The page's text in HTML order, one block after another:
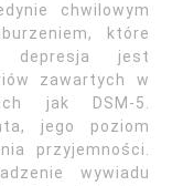
chwilowym
które
depresja jest
zawartych w
jak DSM-5.
jego poziom
przyjemności.
wywiadu